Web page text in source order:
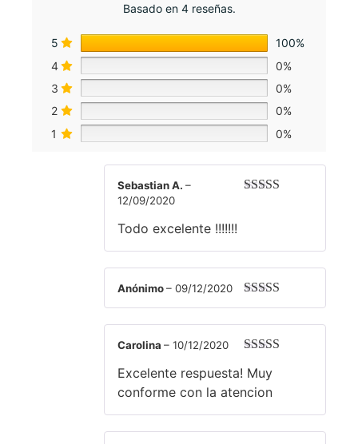
Basado en 4 reseñas.
5
100%
4
0%
3
0%
2
0%
1
0%
Sebastian A. –
12/09/2020
Todo excelente !!!!!!!
Valorado con
Anónimo– 09/12/2020
5de 5
Carolina – 10/12/2020
Excelente respuesta! Muy
conforme con la atencion